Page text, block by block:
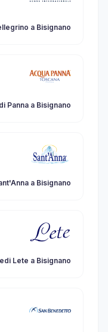
a Bisignano
Panna a Bisignano
a Bisignano
Lete a Bisignano